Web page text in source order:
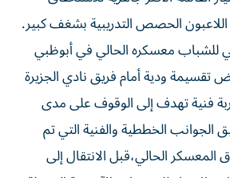
الحصص التدريبية بشغف كبير.
للشباب معسكره الحالي في أبوظبي
تقسيمة ودية أمام فريق نادي الجزيرة
تجربة فنية تهدف إلى الوقوف على مدى
الجوانب الخططية والفنية التي تم
المعسكر الحالي،قبل الانتقال إلى
الإعداد للتصفيات الآسيوية المؤهلة